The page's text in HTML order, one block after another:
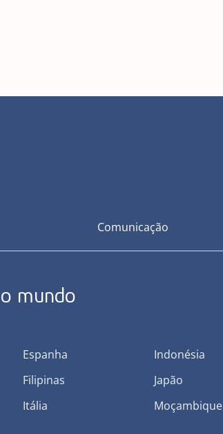
Comunicação
mundo
Espanha
Filipinas
Itália
Indonésia
Japão
Moçambique